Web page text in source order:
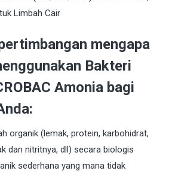
mengapa
Bakteri
Amonia bagi
organik (lemak, protein, karbohidrat,
dan nitritnya, dll) secara biologis
sederhana yang mana tidak